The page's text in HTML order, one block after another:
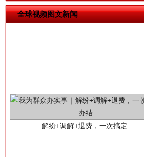
全球视频图文新闻